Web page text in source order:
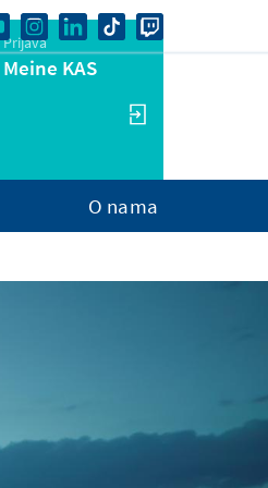
Prijava
Meine KAS
O nama